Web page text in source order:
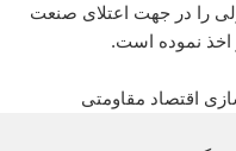
را در جهت اعتلای صنعت
اخذ نموده است.
اقتصاد مقاومتی